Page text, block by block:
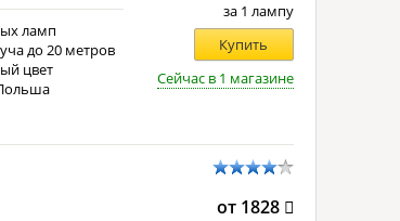
ламп
до 20 метров
цвет
за 1 лампу
Купить
Сейчас в 1 магазине
от 1828